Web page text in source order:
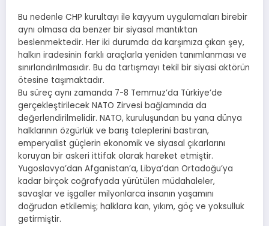
Bu nedenle CHP kurultayı ile kayyum uygulamaları birebir
aynı olmasa da benzer bir siyasal mantıktan
beslenmektedir. Her iki durumda da karşımıza çıkan şey,
halkın iradesinin farklı araçlarla yeniden tanımlanması ve
sınırlandırılmasıdır. Bu da tartışmayı tekil bir siyasi aktörün
ötesine taşımaktadır.
Bu süreç aynı zamanda 7-8 Temmuz’da Türkiye’de
gerçekleştirilecek NATO Zirvesi bağlamında da
değerlendirilmelidir. NATO, kuruluşundan bu yana dünya
halklarının özgürlük ve barış taleplerini bastıran,
emperyalist güçlerin ekonomik ve siyasal çıkarlarını
koruyan bir askeri ittifak olarak hareket etmiştir.
Yugoslavya’dan Afganistan’a, Libya’dan Ortadoğu’ya
kadar birçok coğrafyada yürütülen müdahaleler,
savaşlar ve işgaller milyonlarca insanın yaşamını
doğrudan etkilemiş; halklara kan, yıkım, göç ve yoksulluk
getirmiştir.